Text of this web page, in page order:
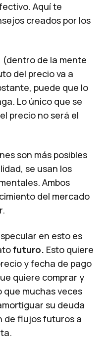
Aquí te
creados por los
(dentro de la mente
del precio va a
puede que lo
Lo único que se
precio no será el
son más posibles
se usan los
Ambos
del mercado
en esto es
futuro. Esto quiere
y fecha de pago
quiere comprar y
que muchas veces
su deuda
de flujos futuros a